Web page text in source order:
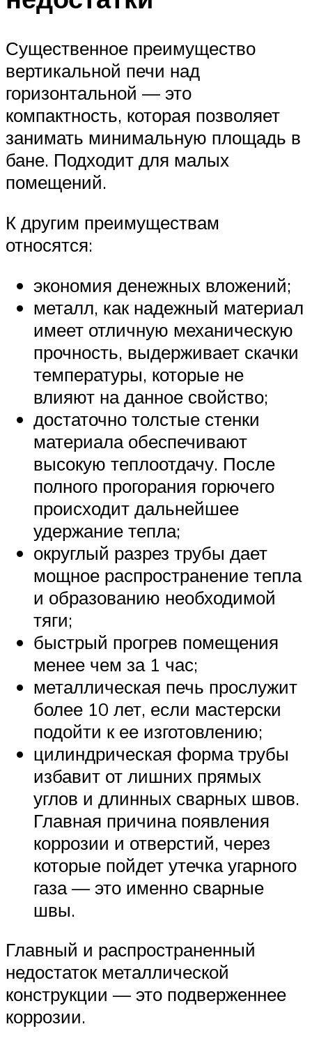
Существенное преимущество
вертикальной печи над
горизонтальной — это
компактность, которая позволяет
занимать минимальную площадь в
бане. Подходит для малых
помещений.
К другим преимуществам
относятся:
экономия денежных вложений;
металл, как надежный материал
имеет отличную механическую
прочность, выдерживает скачки
температуры, которые не
влияют на данное свойство;
достаточно толстые стенки
материала обеспечивают
высокую теплоотдачу. После
полного прогорания горючего
происходит дальнейшее
удержание тепла;
округлый разрез трубы дает
мощное распространение тепла
и образованию необходимой
тяги;
быстрый прогрев помещения
менее чем за 1 час;
металлическая печь прослужит
более 10 лет, если мастерски
подойти к ее изготовлению;
цилиндрическая форма трубы
избавит от лишних прямых
углов и длинных сварных швов.
Главная причина появления
коррозии и отверстий, через
которые пойдет утечка угарного
газа — это именно сварные
швы.
Главный и распространенный
недостаток металлической
конструкции — это подверженнее
коррозии.